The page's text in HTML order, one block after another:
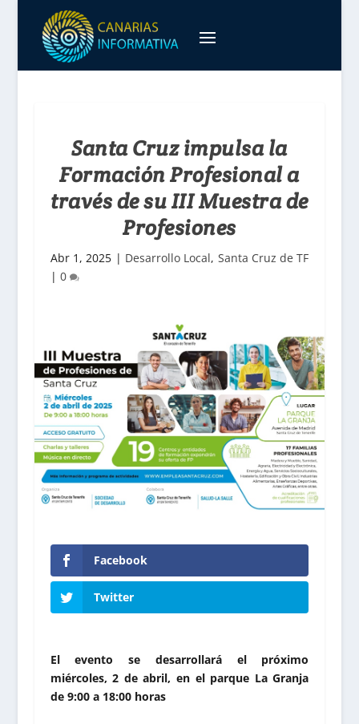
Santa Cruz impulsa la
Formación Profesional a
través de su III Muestra de
Profesiones
Abr 1, 2025 | Desarrollo Local, Santa Cruz de TF
| 0
Facebook
Twitter
El evento se desarrollará el próximo
miércoles, 2 de abril, en el parque La Granja
de 9:00 a 18:00 horas